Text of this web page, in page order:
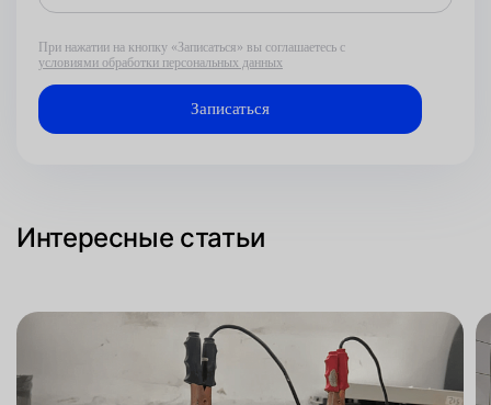
При нажатии на кнопку «Записаться» вы соглашаетесь с
условиями обработки персональных данных
Интересные статьи